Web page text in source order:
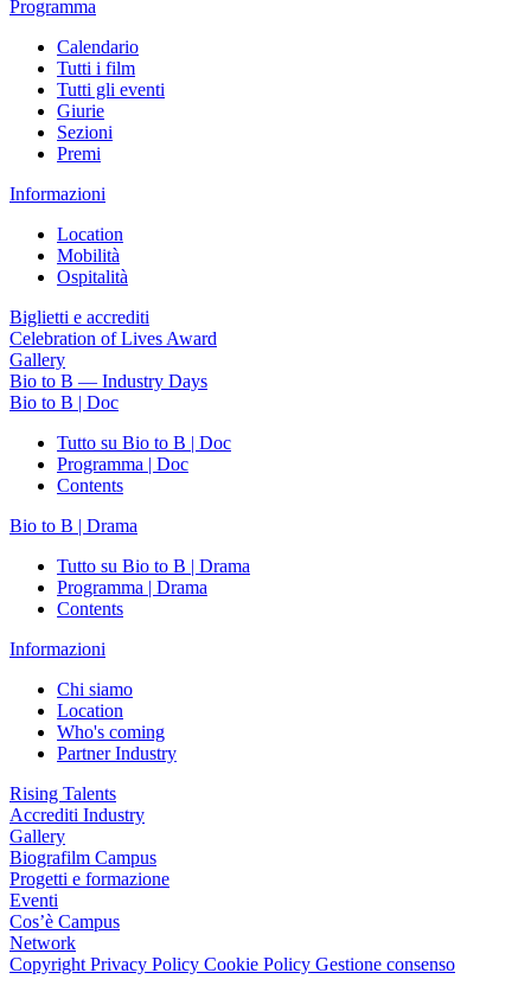
Programma
Calendario
Tutti i film
Tutti gli eventi
Giurie
Sezioni
Premi
Informazioni
Location
Mobilità
Ospitalità
Biglietti e accrediti
Celebration of Lives Award
Gallery
Bio to B — Industry Days
Bio to B | Doc
Tutto su Bio to B | Doc
Programma | Doc
Contents
Bio to B | Drama
Tutto su Bio to B | Drama
Programma | Drama
Contents
Informazioni
Chi siamo
Location
Who's coming
Partner Industry
Rising Talents
Accrediti Industry
Gallery
Biografilm Campus
Progetti e formazione
Eventi
Cos’è Campus
Network
Copyright Privacy Policy Cookie Policy Gestione consenso